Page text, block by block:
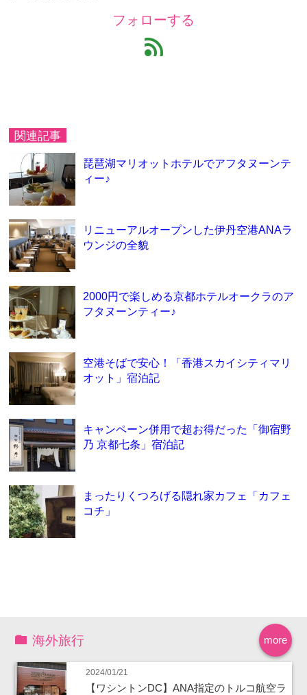
フォローする
feed
関連記事
琵琶湖マリオットホテルでアフタヌーンテ
ィー♪
リニューアルオープンした伊丹空港ANAラ
ウンジの全貌
2000円で楽しめる京都ホテルオークラのア
フタヌーンティー♪
空港そばで安心！「香港スカイシティマリ
オット」宿泊記
キャンペーン併用で超お得だった「御宿野
乃 京都七条」宿泊記
まったりくつろげる隠れ家カフェ「カフェ
コチ」
more
海外旅行
2024/01/21
【ワシントンDC】ANA指定のトルコ航空ラ